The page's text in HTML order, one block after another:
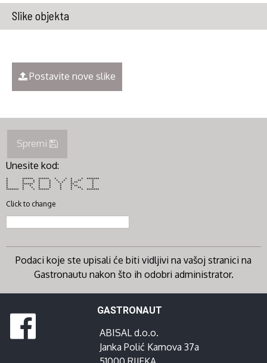
Slike objekta
Postavite nove slike
Spremi
Unesite kod:
* ****** ****** * * * * *******
* * * * * * * * ** *
* * * * * * * * ** *
* ****** * * * ** *
* * * * * * * ** *
* * * * * * * ** *
******* * * ****** * * * *******
Click to change
Podaci koje ste upisali će biti vidljivi na vašoj stranici na
Gastronautu nakon što ih odobri administrator.
GASTRONAUT
ABISAL d.o.o.
Janka Polić Kamova 37a